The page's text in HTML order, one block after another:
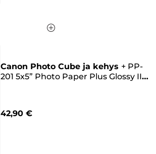
Canon Photo Cube ja kehys + PP-
201 5x5” Photo Paper Plus Glossy II
42,90 €